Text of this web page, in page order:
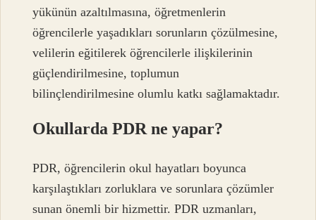
yükünün azaltılmasına, öğretmenlerin
öğrencilerle yaşadıkları sorunların çözülmesine,
velilerin eğitilerek öğrencilerle ilişkilerinin
güçlendirilmesine, toplumun
bilinçlendirilmesine olumlu katkı sağlamaktadır.
Okullarda PDR ne yapar?
PDR, öğrencilerin okul hayatları boyunca
karşılaştıkları zorluklara ve sorunlara çözümler
sunan önemli bir hizmettir. PDR uzmanları,